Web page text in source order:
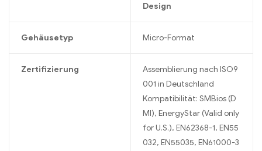
Design
Gehäusetyp Micro-Format
Zertifizierung
Assemblierung nach ISO9
001 in Deutschland
Kompatibilität: SMBios (D
MI), EnergyStar (Valid only
for U.S.), EN62368-1, EN55
032, EN55035, EN61000-3